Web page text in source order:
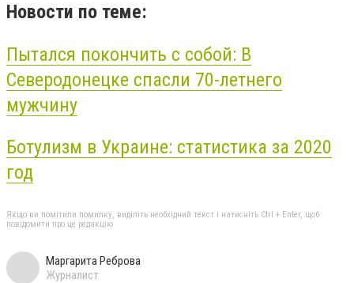
Новости по теме:
Пытался покончить с собой: В
Северодонецке спасли 70-летнего
мужчину
Ботулизм в Украине: статистика за 2020
год
Якщо ви помітили помилку, виділіть необхідний текст і натисніть Ctrl + Enter, щоб
повідомити про це редакцію
Маргарита Реброва
Журналист